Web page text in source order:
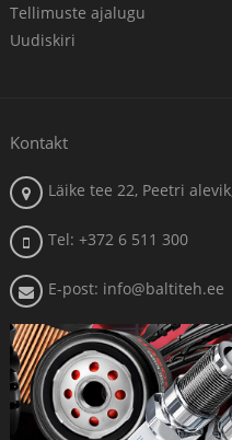
Tellimuste ajalugu
Uudiskiri
Kontakt
Läike tee 22, Peetri
Tel: +372 6 511 300
E-post: info@baltiteh.ee